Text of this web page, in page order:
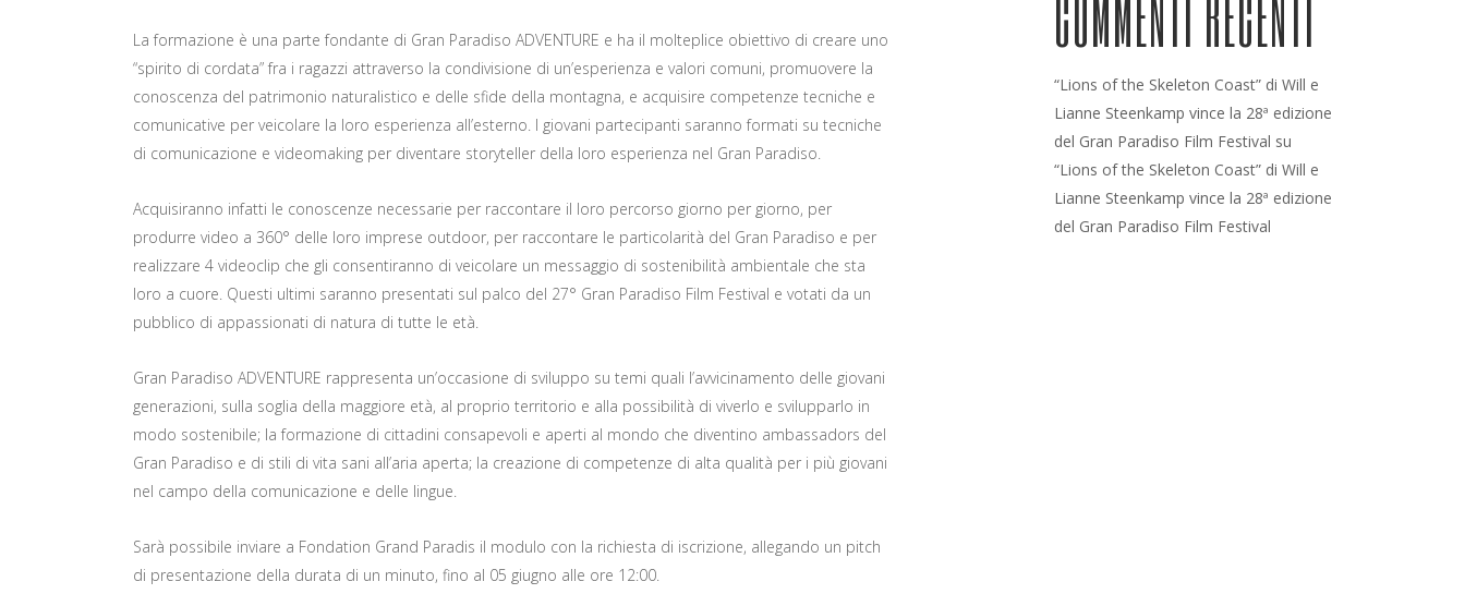
La formazione è una parte fondante di Gran Paradiso ADVENTURE e ha il molteplice obiettivo di creare uno
“spirito di cordata” fra i ragazzi attraverso la condivisione di un’esperienza e valori comuni, promuovere la
conoscenza del patrimonio naturalistico e delle sfide della montagna, e acquisire competenze tecniche e
comunicative per veicolare la loro esperienza all’esterno. I giovani partecipanti saranno formati su tecniche
di comunicazione e videomaking per diventare storyteller della loro esperienza nel Gran Paradiso.
Acquisiranno infatti le conoscenze necessarie per raccontare il loro percorso giorno per giorno, per
produrre video a 360° delle loro imprese outdoor, per raccontare le particolarità del Gran Paradiso e per
realizzare 4 videoclip che gli consentiranno di veicolare un messaggio di sostenibilità ambientale che sta
loro a cuore. Questi ultimi saranno presentati sul palco del 27° Gran Paradiso Film Festival e votati da un
pubblico di appassionati di natura di tutte le età.
Gran Paradiso ADVENTURE rappresenta un’occasione di sviluppo su temi quali l’avvicinamento delle giovani
generazioni, sulla soglia della maggiore età, al proprio territorio e alla possibilità di viverlo e svilupparlo in
modo sostenibile; la formazione di cittadini consapevoli e aperti al mondo che diventino ambassadors del
Gran Paradiso e di stili di vita sani all’aria aperta; la creazione di competenze di alta qualità per i più giovani
nel campo della comunicazione e delle lingue.
Sarà possibile inviare a Fondation Grand Paradis il modulo con la richiesta di iscrizione, allegando un pitch
di presentazione della durata di un minuto, fino al 05 giugno alle ore 12:00.
COMMENTI RECENTI
“Lions of the Skeleton Coast” di Will e
Lianne Steenkamp vince la 28ª edizione
del Gran Paradiso Film Festival su
“Lions of the Skeleton Coast” di Will e
Lianne Steenkamp vince la 28ª edizione
del Gran Paradiso Film Festival